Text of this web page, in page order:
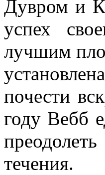
Дувром и
успех
лучшим
почести
го­ду Вебб
течения.